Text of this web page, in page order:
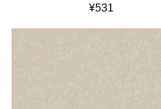
¥531